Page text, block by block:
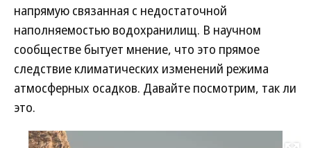
напрямую связанная с недостаточной
наполняемостью водохранилищ. В научном
сообществе бытует мнение, что это прямое
следствие климатических изменений режима
атмосферных осадков. Давайте посмотрим, так ли
это.